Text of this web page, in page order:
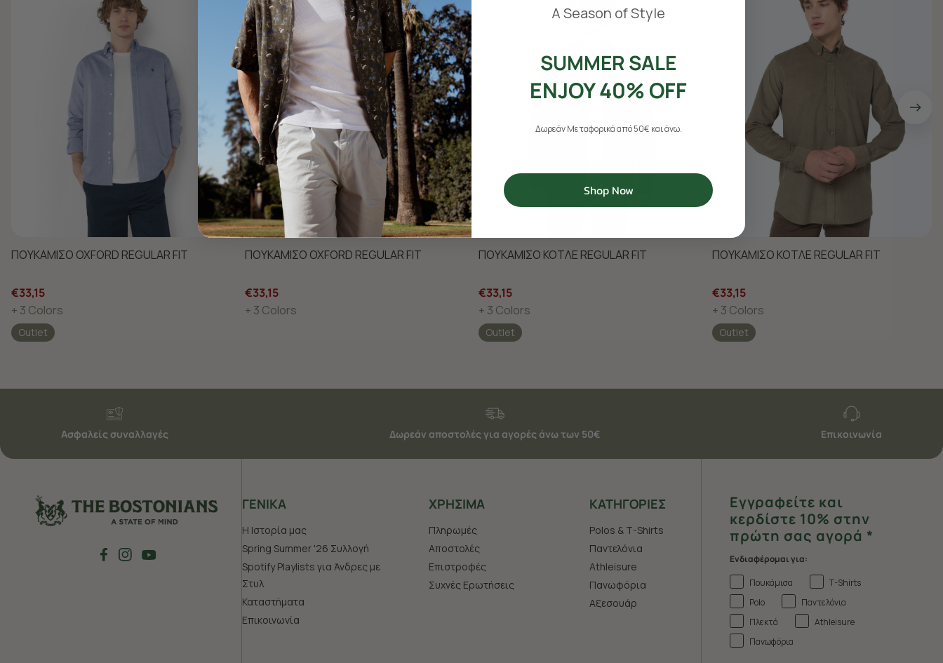
ΠΟΥΚΑΜΙΣΟ OXFORD REGULAR FIT
€33,15
+ 3 Colors
Outlet
ΠΟΥΚΑΜΙΣΟ OXFORD REGULAR FIT
€33,15
+ 3 Colors
ΠΟΥΚΑΜΙΣΟ ΚΟΤΛΕ REGULAR FIT
€33,15
+ 3 Colors
Outlet
ΠΟΥΚΑΜΙΣΟ ΚΟΤΛΕ REGULAR FIT
€33,15
+ 3 Colors
Outlet
Ασφαλείς συναλλαγές Δωρεάν αποστολές για αγορές άνω των 50€ Επικοινωνία
ΓΕΝΙΚΑ
Η Ιστορία μας
Spring Summer '26 Συλλογή
Spotify Playlists για Άνδρες με
Στυλ
Καταστήματα
Επικοινωνία
ΧΡHΣΙΜΑ
Πληρωμές
Αποστολές
Επιστροφές
Συχνές Ερωτήσεις
ΚΑΤΗΓΟΡΙΕΣ
Polos & T-Shirts
Παντελόνια
Athleisure
Πανωφόρια
Aξεσουάρ
Εγγραφείτε και
κερδίστε 10% στην
πρώτη σας αγορά *
Ενδιαφέρομαι για:
Πουκάμισα
T-Shirts
Polo
Παντελόνια
Πλεκτά
Athleisure
Πανωφόρια
A Season of Style
SUMMER SALE
ENJOY 40% OFF
Δωρεάν Μεταφορικά από 50€ και άνω.
Shop Now